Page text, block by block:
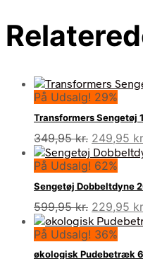
På Udsalg! 29%
Transformers Sengetøj
349,95kr. Den
pris
var:
349,95
249,95
På Udsalg! 62%
Sengetøj Dobbeltdyne
599,95kr. Den
pris
var:
229,95
På Udsalg! 36%
økologisk Pudebetræk